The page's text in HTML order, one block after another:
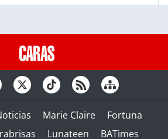
Marie Claire
Fortuna
Lunateen BATimes